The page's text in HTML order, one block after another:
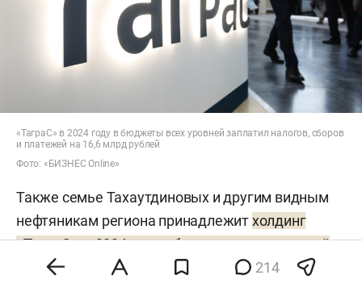
«ТаграС» в 2024 году в бюджеты всех уровней заплатил налогов, сборов
и платежей на 16,6 млрд рублей
Фото: «БИЗНЕС Online»
Также семье Тахаутдиновых и другим видным
нефтяникам региона принадлежитхолдинг
«ТаграС», в 2024 году в бюджеты всех уровней
он заплатил налогов, сборов и платежей на 16,6
214